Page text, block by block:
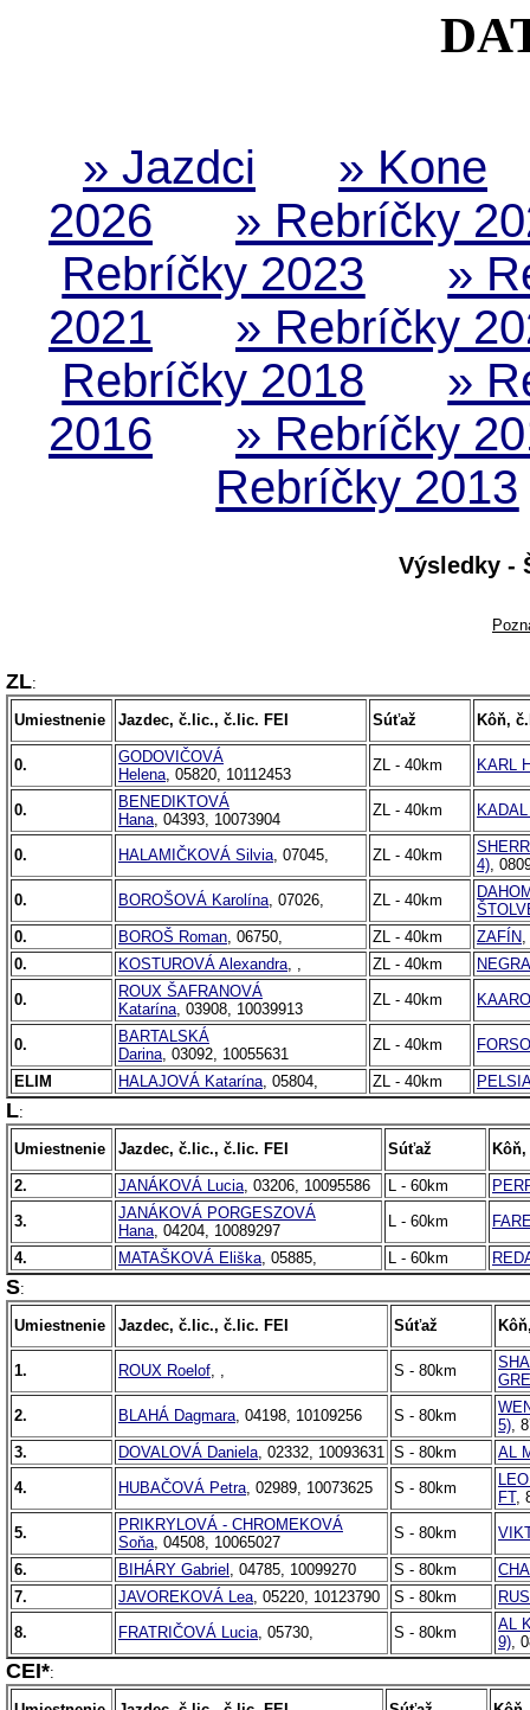
» Jazdci
» Kone
2026
» Rebríčky
Rebríčky 2023
»
2021
» Rebríčky
Rebríčky 2018
»
2016
» Rebríčky
Rebríčky 2013
Výsledky -
ZL:
Umiestnenie Jazdec, č.lic., č.lic. FEI Súťaž Kôň,
0.
GODOVIČOVÁ
Helena, 05820, 10112453
ZL - 40km KARL
0.
BENEDIKTOVÁ
Hana, 04393, 10073904
ZL - 40km
0. HALAMIČKOVÁ Silvia, 07045, ZL - 40km
4),
0.
BOROŠOVÁ Karolína, 07026, ZL - 40km
0.
BOROŠ Roman, 06750, ZL - 40km ZAFÍN
0.
KOSTUROVÁ Alexandra, , ZL - 40km
NEGRA
0.
ROUX ŠAFRANOVÁ
Katarína, 03908, 10039913
ZL - 40km
0.
BARTALSKÁ
Darina, 03092, 10055631
ZL - 40km
ELIM HALAJOVÁ Katarína, 05804, ZL - 40km
L:
Umiestnenie Jazdec, č.lic., č.lic. FEI Súťaž
2. JANÁKOVÁ Lucia, 03206, 10095586 L - 60km
3.
JANÁKOVÁ PORGESZOVÁ
Hana, 04204, 10089297
L - 60km
4. MATAŠKOVÁ Eliška, 05885, L - 60km
S:
Umiestnenie Jazdec, č.lic., č.lic. FEI Súťaž
1. ROUX Roelof, , S - 80km
2.
BLAHÁ Dagmara, 04198, 10109256 S - 80km
5),
3.
DOVALOVÁ Daniela, 02332, 10093631 S - 80km
AL
4.
HUBAČOVÁ Petra, 02989, 10073625 S - 80km
FT,
5.
PRIKRYLOVÁ - CHROMEKOVÁ
Soňa, 04508, 10065027
S - 80km
6. BIHÁRY Gabriel , 04785, 10099270 S - 80km
7.
JAVOREKOVÁ Lea, 05220, 10123790 S - 80km
8.
FRATRIČOVÁ Lucia, 05730, S - 80km
AL
9),
CEI*: